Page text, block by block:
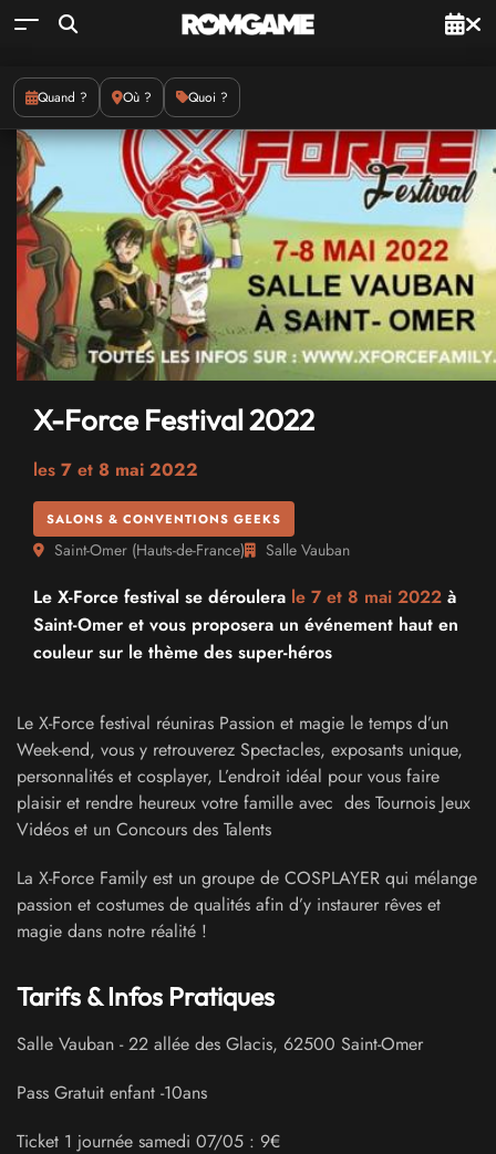
Quand ? Où ? Quoi ?
X-Force Festival 2022
les 7 et 8 mai 2022
SALONS & CONVENTIONS GEEKS
Saint-Omer (Hauts-de-France) Salle Vauban
Le X-Force festival se déroulera le 7 et 8 mai 2022 à
Saint-Omer et vous proposera un événement haut en
couleur sur le thème des super-héros
Le X-Force festival réuniras Passion et magie le temps d’un
Week-end, vous y retrouverez Spectacles, exposants unique,
personnalités et cosplayer, L’endroit idéal pour vous faire
plaisir et rendre heureux votre famille avec des Tournois Jeux
Vidéos et un Concours des Talents
La X-Force Family est un groupe de COSPLAYER qui mélange
passion et costumes de qualités afin d’y instaurer rêves et
magie dans notre réalité !
Tarifs & Infos Pratiques
Salle Vauban -22 allée des Glacis, 62500 Saint-Omer
Pass Gratuit enfant -10ans
Ticket 1 journée samedi 07/05 : 9€